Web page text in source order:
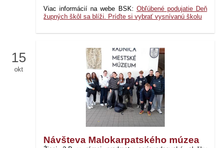
Viac informácií na webe BSK: Obľúbené podujatie Deň
župných škôl sa blíži. Príďte si vybrať vysnívanú školu
15
okt
Návšteva Malokarpatského múzea